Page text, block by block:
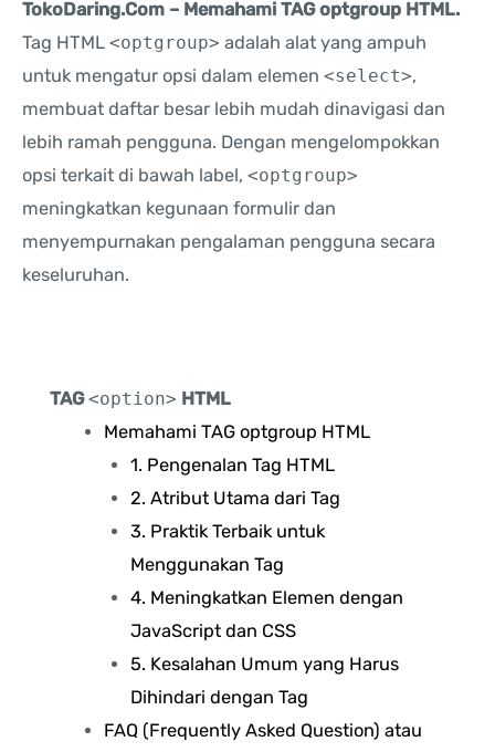
TokoDaring.Com – Memahami TAG optgroup HTML.
Tag HTML <optgroup> adalah alat yang ampuh
untuk mengatur opsi dalam elemen <select>,
membuat daftar besar lebih mudah dinavigasi dan
lebih ramah pengguna. Dengan mengelompokkan
opsi terkait di bawah label, <optgroup>
meningkatkan kegunaan formulir dan
menyempurnakan pengalaman pengguna secara
keseluruhan.
TAG<option> HTML
Memahami TAG optgroup HTML
1. Pengenalan Tag HTML
2. Atribut Utama dari Tag
3. Praktik Terbaik untuk
Menggunakan Tag
4. Meningkatkan Elemen dengan
JavaScript dan CSS
5. Kesalahan Umum yang Harus
Dihindari dengan Tag
FAQ (Frequently Asked Question) atau